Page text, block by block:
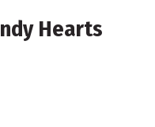
Hearts